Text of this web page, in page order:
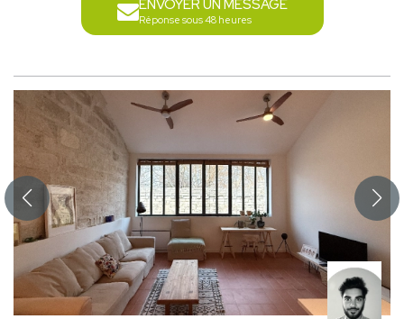
ENVOYER UN MESSAGE
Réponse sous 48 heures